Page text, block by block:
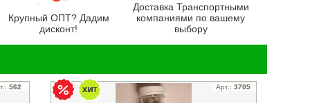
Крупный ОПТ? Дадим
дисконт!
Доставка Транспортными
компаниями по вашему
выбору
562 Арт.:3705